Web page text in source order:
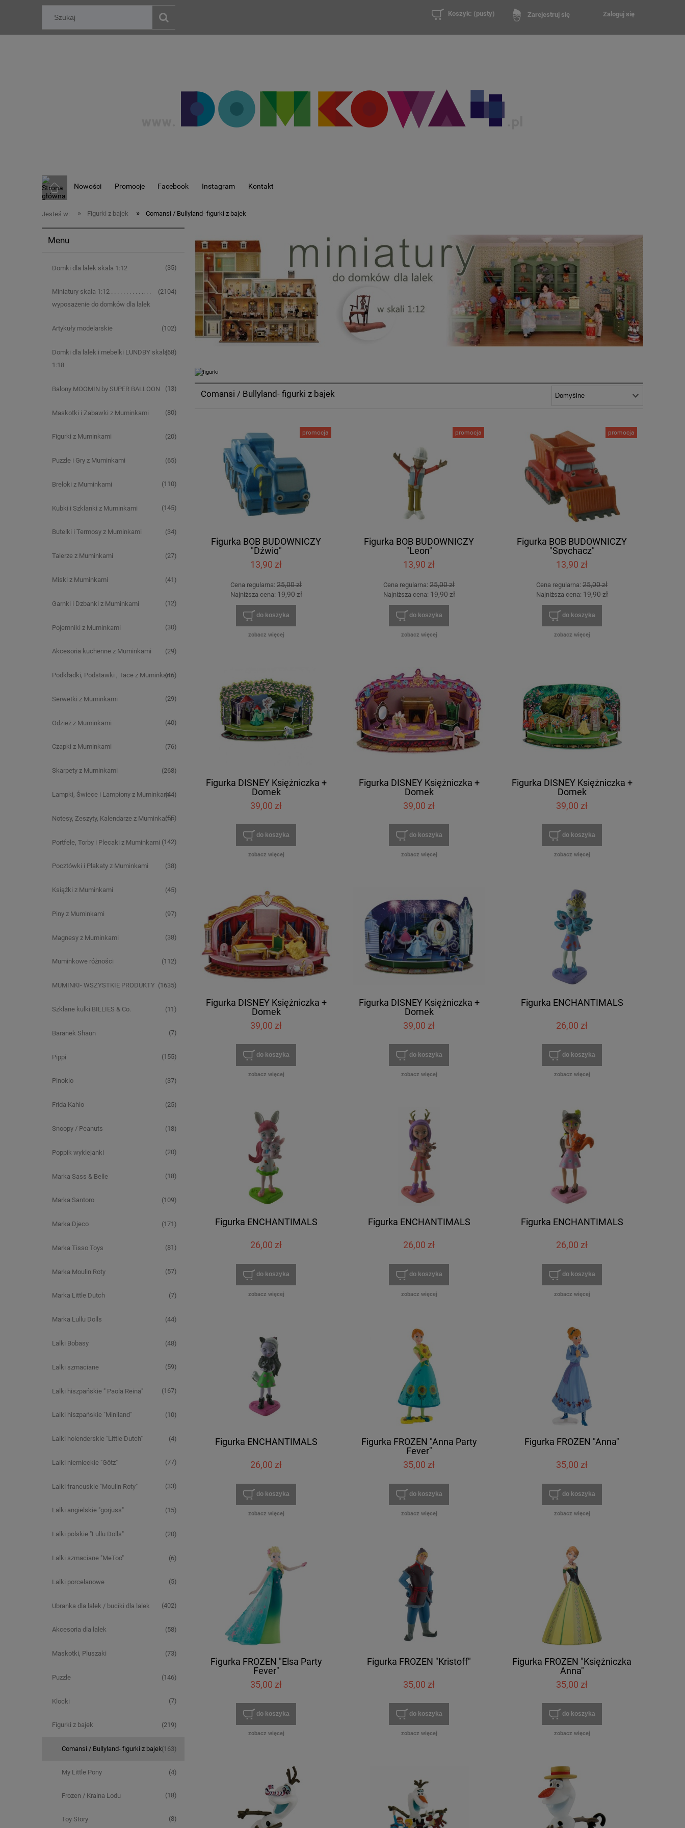
Zarejestruj się Zaloguj się
Koszyk: (pusty)
Nowości Promocje Facebook Instagram Kontakt
Jesteś w: » Figurki z bajek » Comansi / Bullyland- figurki z bajek
Menu
Domki dla lalek skala 1:12 (35)
Miniatury skala 1:12 . . . . . . . . . . .. . .
wyposażenie do domków dla lalek
(2104)
Artykuły modelarskie (102)
Domki dla lalek i mebelki LUNDBY skala
1:18
(68)
Balony MOOMIN by SUPER BALLOON (13)
Maskotki i Zabawki z Muminkami (80)
Figurki z Muminkami (20)
Puzzle i Gry z Muminkami (65)
Breloki z Muminkami (110)
Kubki i Szklanki z Muminkami (145)
Butelki i Termosy z Muminkami (34)
Talerze z Muminkami (27)
Miski z Muminkami (41)
Garnki i Dzbanki z Muminkami (12)
Pojemniki z Muminkami (30)
Akcesoria kuchenne z Muminkami (29)
Podkładki, Podstawki , Tace z Muminkami
(46)
Serwetki z Muminkami (29)
Odzież z Muminkami (40)
Czapki z Muminkami (76)
Skarpety z Muminkami (268)
Lampki, Świece i Lampiony z Muminkami(44)
Notesy, Zeszyty, Kalendarze z Muminkami(55)
Portfele, Torby i Plecaki z Muminkami (142)
Pocztówki i Plakaty z Muminkami (38)
Książki z Muminkami (45)
Piny z Muminkami (97)
Magnesy z Muminkami (38)
Muminkowe różności (112)
MUMINKI- WSZYSTKIE PRODUKTY (1635)
Szklane kulki BILLIES & Co. (11)
Baranek Shaun (7)
Pippi (155)
Pinokio (37)
Frida Kahlo (25)
Snoopy / Peanuts (18)
Poppik wyklejanki (20)
Marka Sass & Belle (18)
Marka Santoro (109)
Marka Djeco (171)
Marka Tisso Toys (81)
Marka Moulin Roty (57)
Marka Little Dutch (7)
Marka Lullu Dolls (44)
Lalki Bobasy (48)
Lalki szmaciane (59)
Lalki hiszpańskie " Paola Reina" (167)
Lalki hiszpańskie "Miniland" (10)
Lalki holenderskie "Little Dutch" (4)
Lalki niemieckie "Götz" (77)
Lalki francuskie "Moulin Roty" (33)
Lalki angielskie "gorjuss" (15)
Lalki polskie "Lullu Dolls" (20)
Lalki szmaciane "MeToo" (6)
Lalki porcelanowe (5)
Ubranka dla lalek / buciki dla lalek (402)
Akcesoria dla lalek (58)
Maskotki, Pluszaki (73)
Puzzle (146)
Klocki (7)
Figurki z bajek (219)
Comansi / Bullyland- figurki z bajek(163)
My Little Pony (4)
Frozen / Kraina Lodu (18)
Toy Story (8)
Comansi / Bullyland- figurki z bajek
Figurka BOB BUDOWNICZY
"Dźwig"
13,90 zł
Cena regularna: 25,00 zł
Najniższa cena:19,90 zł
do koszyka
zobacz więcej
promocja
Figurka BOB BUDOWNICZY
"Leon"
13,90 zł
Cena regularna: 25,00 zł
Najniższa cena:19,90 zł
do koszyka
zobacz więcej
promocja
Figurka BOB BUDOWNICZY
"Spychacz"
13,90 zł
Cena regularna: 25,00 zł
Najniższa cena:19,90 zł
do koszyka
zobacz więcej
promocja
Figurka DISNEY Księżniczka +
Domek
39,00 zł
do koszyka
zobacz więcej
Figurka DISNEY Księżniczka +
Domek
39,00 zł
do koszyka
zobacz więcej
Figurka DISNEY Księżniczka +
Domek
39,00 zł
do koszyka
zobacz więcej
Figurka DISNEY Księżniczka +
Domek
39,00 zł
do koszyka
zobacz więcej
Figurka DISNEY Księżniczka +
Domek
39,00 zł
do koszyka
zobacz więcej
Figurka ENCHANTIMALS
26,00 zł
do koszyka
zobacz więcej
Figurka ENCHANTIMALS
26,00 zł
do koszyka
zobacz więcej
Figurka ENCHANTIMALS
26,00 zł
do koszyka
zobacz więcej
Figurka ENCHANTIMALS
26,00 zł
do koszyka
zobacz więcej
Figurka ENCHANTIMALS
26,00 zł
do koszyka
zobacz więcej
Figurka FROZEN "Anna Party
Fever"
35,00 zł
do koszyka
zobacz więcej
Figurka FROZEN "Anna"
35,00 zł
do koszyka
zobacz więcej
Figurka FROZEN "Elsa Party
Fever"
35,00 zł
do koszyka
zobacz więcej
Figurka FROZEN "Kristoff"
35,00 zł
do koszyka
zobacz więcej
Figurka FROZEN "Księżniczka
Anna"
35,00 zł
do koszyka
zobacz więcej